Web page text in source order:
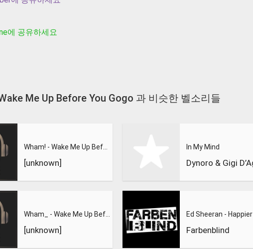
에 공유하세요
Me Up Before You Gogo 과 비슷한 벨소리들
Wham! - Wake Me Up Before You Go-Go OBRÁCENĚ -
[unknown]
Wham_ - Wake Me Up Before You Go-Go - 128K MP3
[unknown]
In My Mind
Ed Sheeran - Happier
Farbenblind